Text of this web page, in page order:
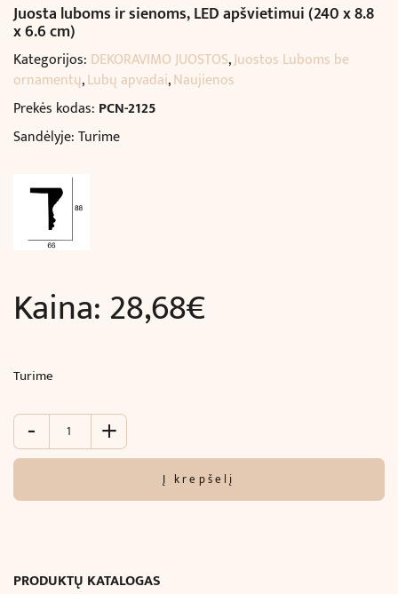
Juosta luboms ir sienoms, LED apšvietimui (240 x 8.8
x 6.6 cm)
Kategorijos: DEKORAVIMO JUOSTOS,Juostos Luboms be
ornamentų,Lubų apvadai,Naujienos
Prekės kodas: PCN-2125
Sandėlyje: Turime
Kaina:28,68€
Turime
-
produkto
Juosta
ir
(240
+
Į krepšelį
PRODUKTŲ KATALOGAS